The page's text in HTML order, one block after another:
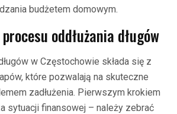
budżetem domowym.
oddłużania długów
w Częstochowie składa się z
które pozwalają na skuteczne
zadłużenia. Pierwszym krokiem
sytuacji finansowej – należy zebrać